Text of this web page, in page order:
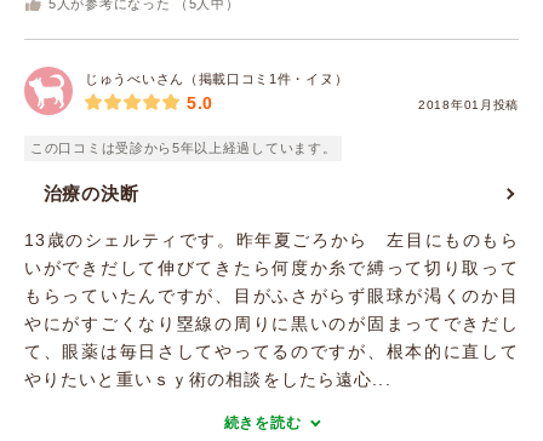
5 人が参考になった （ 5 人中）
じゅうべいさん（掲載口コミ1件・イヌ）
2018年01月投稿
5.0
この口コミは受診から5年以上経過しています。
治療の決断
13歳のシェルティです。昨年夏ごろから 左目にものもら
いができだして伸びてきたら何度か糸で縛って切り取って
もらっていたんですが、目がふさがらず眼球が渇くのか目
やにがすごくなり塁線の周りに黒いのが固まってできだし
て、眼薬は毎日さしてやってるのですが、根本的に直して
やりたいと重いｓｙ術の相談をしたら遠心...
続きを読む